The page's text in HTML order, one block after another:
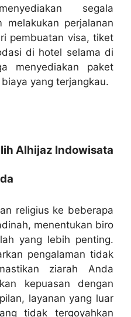
segala
perjalanan
pembuatan visa, tiket
di hotel selama di
menyediakan paket
yang terjangkau.
Alhijaz Indowisata
religius ke beberapa
menentukan biro
yang lebih penting.
pengalaman tidak
ziarah Anda
kepuasan dengan
layanan yang luar
tidak tergoyahkan